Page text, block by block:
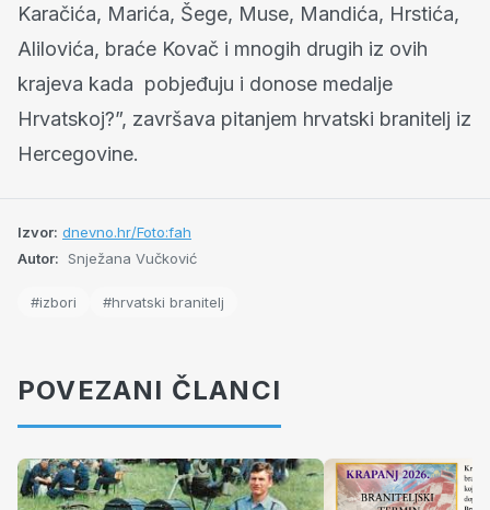
Karačića, Marića, Šege, Muse, Mandića, Hrstića,
Alilovića, braće Kovač i mnogih drugih iz ovih
krajeva kada pobjeđuju i donose medalje
Hrvatskoj?”, završava pitanjem hrvatski branitelj iz
Hercegovine.
Izvor: dnevno.hr/Foto:fah
Autor: Snježana Vučković
#izbori #hrvatski branitelj
POVEZANI ČLANCI